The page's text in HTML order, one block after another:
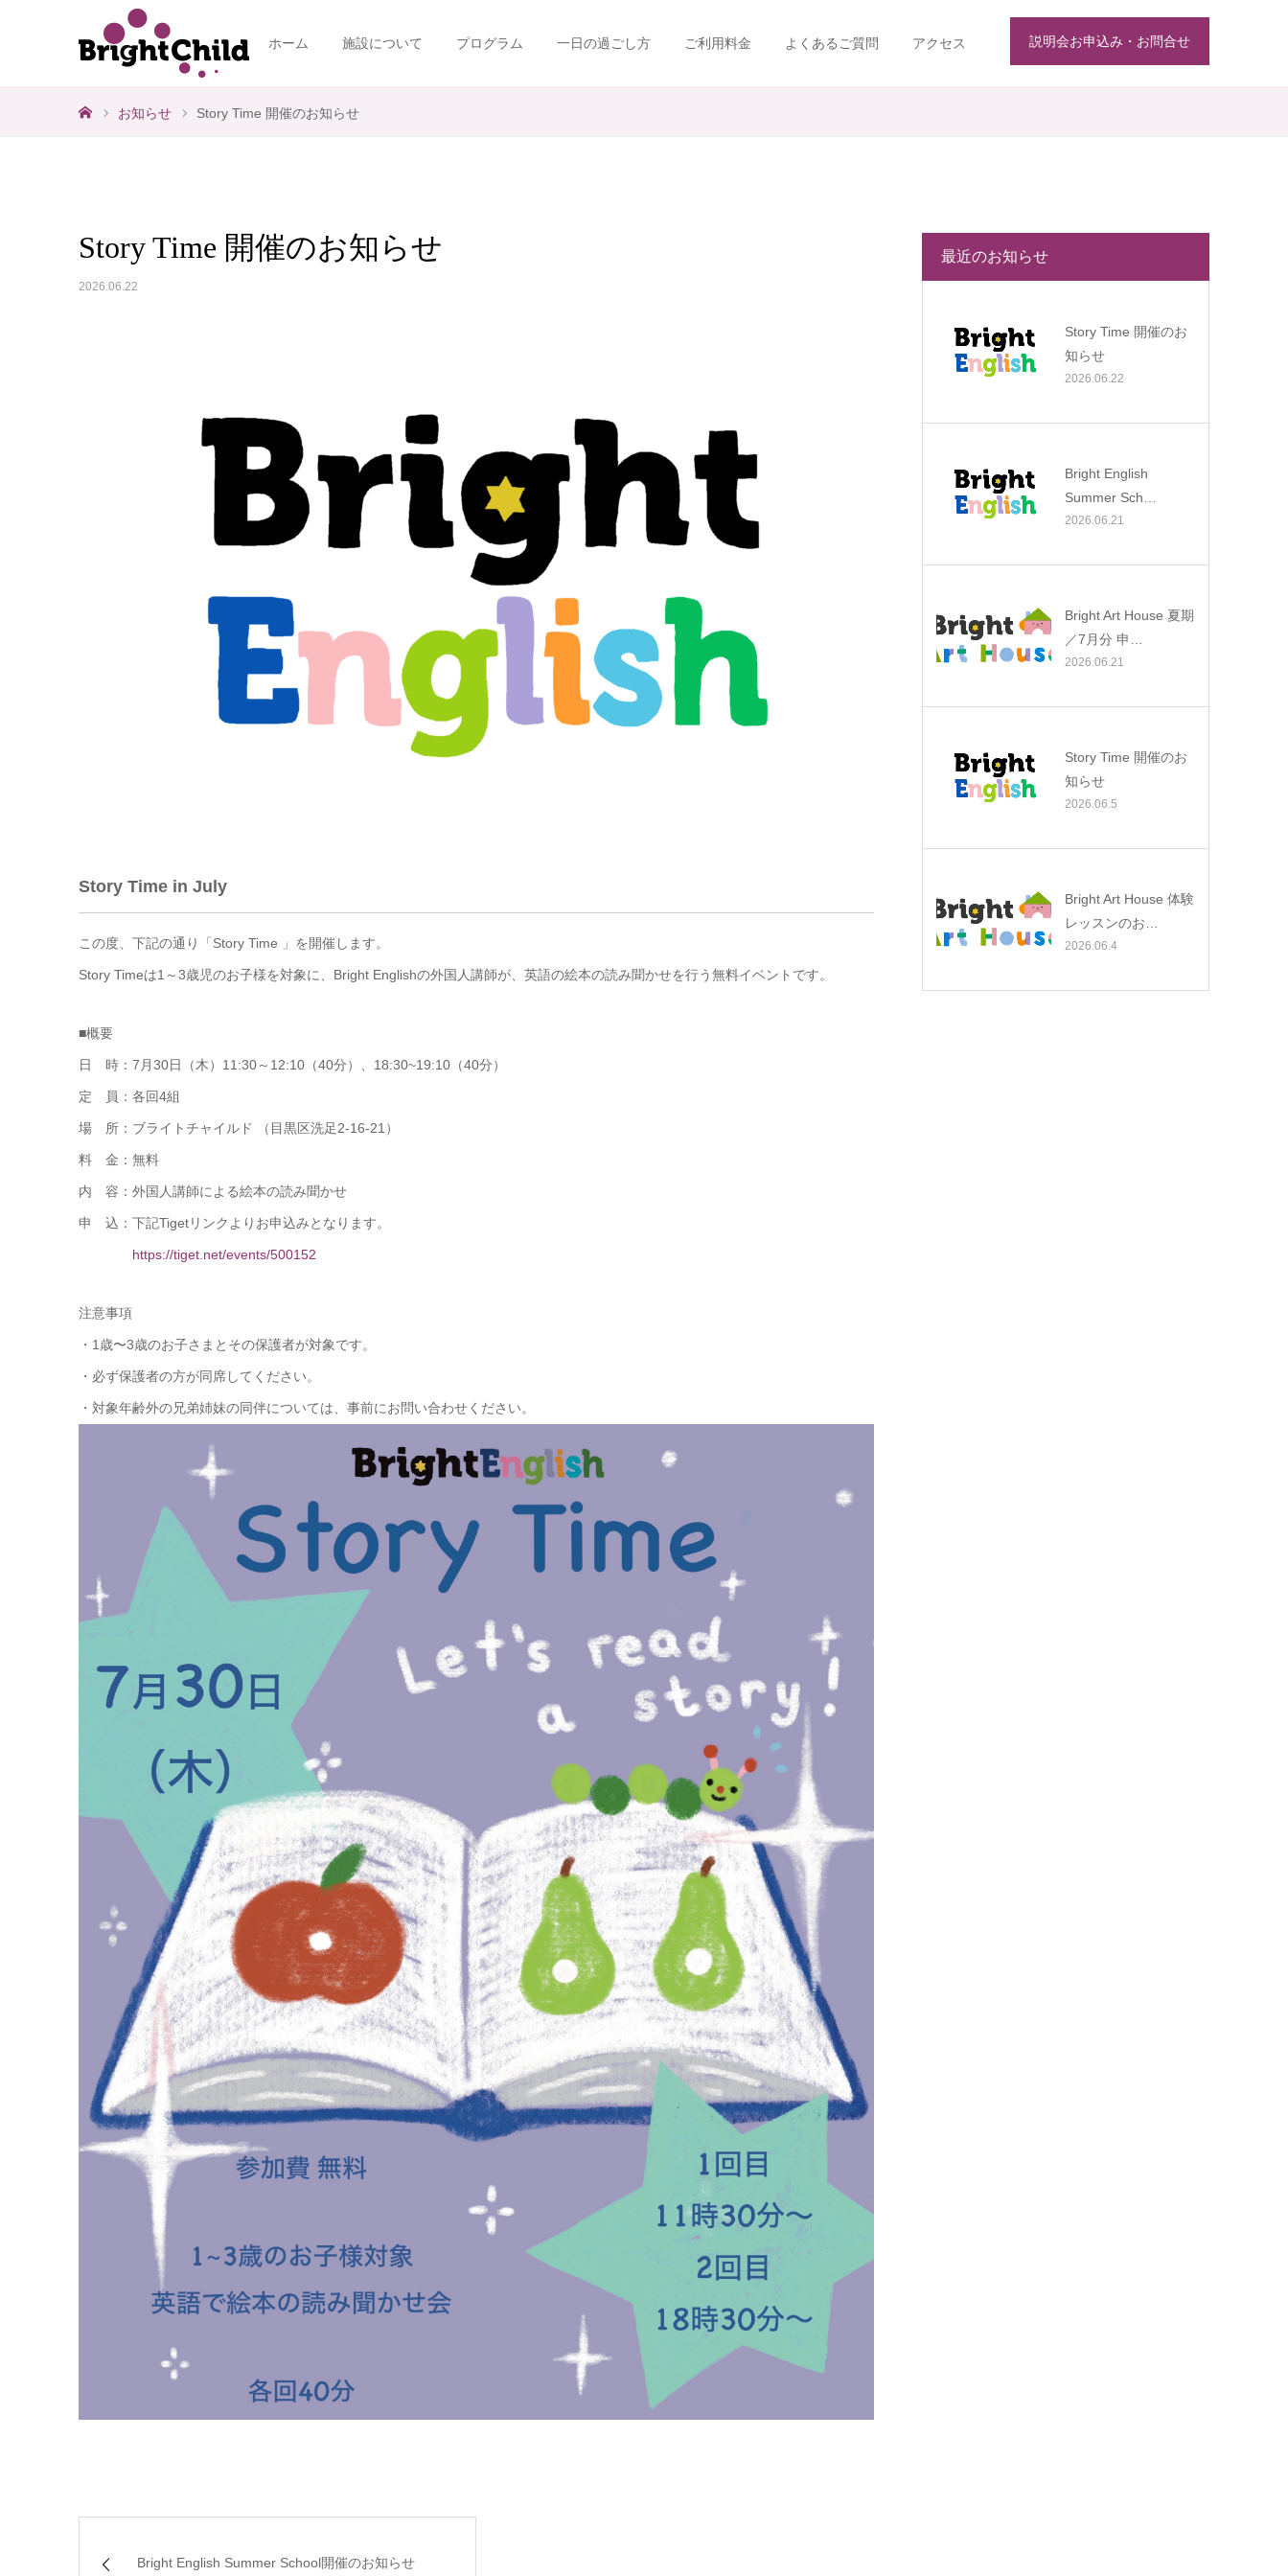
説明会お申込み・お問合せ
ホーム 施設について プログラム 一日の過ごし方 ご利用料金 よくあるご質問 アクセス
お知らせ Story Time 開催のお知らせ
Story Time 開催のお知らせ
2026.06.22
Story Time in July
この度、下記の通り「Story Time 」を開催します。
Story Timeは1～3歳児のお子様を対象に、Bright Englishの外国人講師が、英語の絵本の読み聞かせを行う無料イベントです。
■概要
日 時：7月30日（木）11:30～12:10（40分）、18:30~19:10（40分）
定 員：各回4組
場 所：ブライトチャイルド （目黒区洗足2-16-21）
料 金：無料
内 容：外国人講師による絵本の読み聞かせ
申 込：下記Tigetリンクよりお申込みとなります。
https://tiget.net/events/500152
注意事項
・1歳〜3歳のお子さまとその保護者が対象です。
・必ず保護者の方が同席してください。
・対象年齢外の兄弟姉妹の同伴については、事前にお問い合わせください。
Bright English Summer School開催のお知らせ
最近のお知らせ
Story Time 開催のお
知らせ
2026.06.22
Bright English
Summer Sch…
2026.06.21
Bright Art House 夏期
／7月分 申…
2026.06.21
Story Time 開催のお
知らせ
2026.06.5
Bright Art House 体験
レッスンのお…
2026.06.4